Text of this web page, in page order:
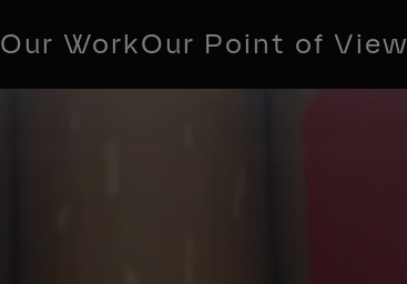
Our WorkOur Point of View